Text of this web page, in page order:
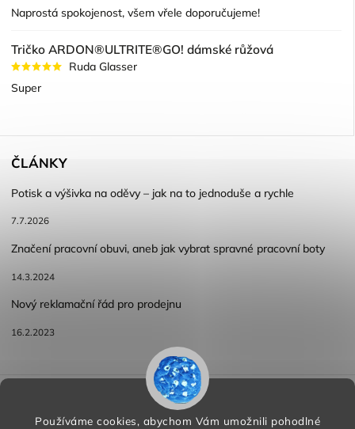
Používáme cookies, abychom Vám umožnili pohodlné
Naprostá spokojenost, všem vřele doporučujeme!
Tričko ARDON®ULTRITE®GO! dámské růžová
Ruda Glasser
Super
ČLÁNKY
Potisk a výšivka na oděvy – jak na to jednoduše a rychle
7.7.2026
Značení pracovní obuvi, aneb jak vybrat spravné pracovní boty
14.3.2024
Nový reklamační řád pro prodejnu
16.2.2023
Reklamace a vracení zboží
Podmínky ochrany osobních údajů